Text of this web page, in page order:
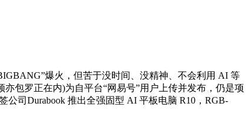
爆火，但苦于没时间、没精神、不会利用 AI 等
包罗正在内)为自平台“网易号”用户上传并发布，仍是项
司Durabook 推出全强固型 AI 平板电脑 R10，RGB-